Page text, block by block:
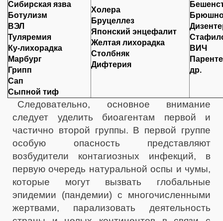
Сибирская язва
Ботулизм
ВЭЛ
Туляремия
Ку-лихорадка
Марбург
Грипп
Сап
Сыпной тиф
Холера
Бруцеллез
Японский энцефалит
Желтая лихорадка
Столбняк
Дифтерия
ВИЧ
др.
Следовательно, основное внимание
следует уделить биоагентам первой и
частично второй группы. В первой группе
особую опасность представляют
возбудители контагиозных инфекций, в
первую очередь натуральной оспы и чумы,
которые могут вызвать глобальные
эпидемии (пандемии) с многочисленными
жертвами, парализовать деятельность